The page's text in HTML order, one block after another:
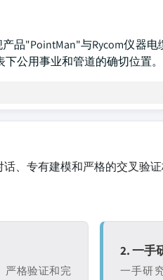
品"PointMan"与Rycom仪器
公用事业和管道的确切位置。
、专有建模和严格的交叉验证
严格验证和完
2. 一手
一手研